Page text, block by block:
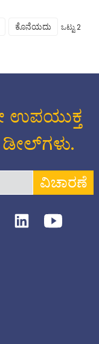
ಕೊನೆಯದು ಒಟ್ಟು 2
ಉಪಯುಕ್ತ
ವಿಚಾರಣೆ